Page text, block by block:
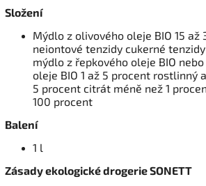
Složení
Mýdlo z olivového oleje BIO 15 až
neiontové tenzidy cukerné
mýdlo z řepkového oleje BIO
oleje BIO 1 až 5 procent rostlinný
5 procent citrát méně než 1
100 procent
Balení
1 l
Zásady ekologické drogerie SONETT